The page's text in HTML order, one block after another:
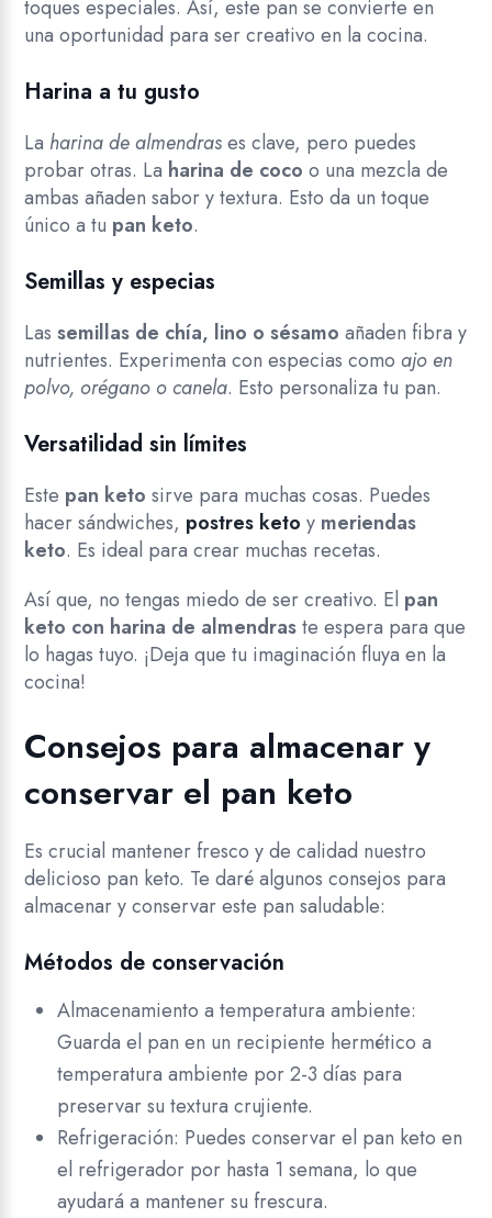
toques especiales. Así, este pan se convierte en
una oportunidad para ser creativo en la cocina.
Harina a tu gusto
La harina de almendrases clave, pero puedes
probar otras. La harina de coco o una mezcla de
ambas añaden sabor y textura. Esto da un toque
único a tu pan keto.
Semillas y especias
Lassemillas de chía, lino o sésamo añaden fibra y
nutrientes. Experimenta con especias comoajo en
polvo, orégano o canela. Esto personaliza tu pan.
Versatilidad sin límites
Este pan keto sirve para muchas cosas. Puedes
hacer sándwiches, postres keto y meriendas
keto. Es ideal para crear muchas recetas.
Así que, no tengas miedo de ser creativo. El pan
keto con harina de almendraste espera para que
lo hagas tuyo. ¡Deja que tu imaginación fluya en la
cocina!
Consejos para almacenar y
conservar el pan keto
Es crucial mantener fresco y de calidad nuestro
delicioso pan keto. Te daré algunos consejos para
almacenar y conservar este pan saludable:
Métodos de conservación
Almacenamiento a temperatura ambiente:
Guarda el pan en un recipiente hermético a
temperatura ambiente por 2-3 días para
preservar su textura crujiente.
Refrigeración: Puedes conservar el pan keto en
el refrigerador por hasta 1 semana, lo que
ayudará a mantener su frescura.